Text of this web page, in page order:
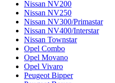
Nissan NV200
Nissan NV250
Nissan NV300/Primastar
Nissan NV400/Interstar
Nissan Townstar
Opel Combo
Opel Movano
Opel Vivaro
Peugeot Bipper